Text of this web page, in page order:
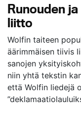
Runouden
liitto
Wolfin taiteen
äärimmäisen tiivis
sanojen
niin yhtä tekstin
että Wolfin liedejä